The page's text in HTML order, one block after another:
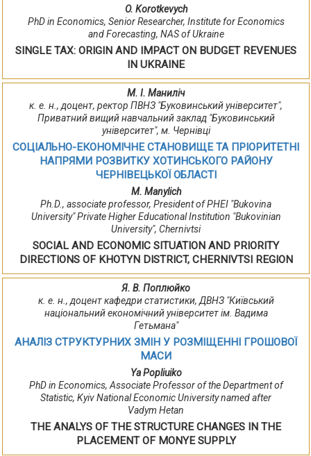
O. Korotkevych
PhD in Economics, Senior Researcher, Institute for Economics
and Forecasting, NAS of Ukraine
SINGLE TAX: ORIGIN AND IMPACT ON BUDGET REVENUES
IN UKRAINE
М. І. Маниліч
к. е. н., доцент, ректор ПВНЗ "Буковинський університет",
Приватний вищий навчальний заклад "Буковинський
університет", м. Чернівці
СОЦІАЛЬНО-ЕКОНОМІЧНЕ СТАНОВИЩЕ ТА ПРІОРИТЕТНІ
НАПРЯМИ РОЗВИТКУ ХОТИНСЬКОГО РАЙОНУ
ЧЕРНІВЕЦЬКОЇ ОБЛАСТІ
M. Manylich
Ph.D., associate professor, President of PHEI "Bukovina
University" Private Higher Educational Institution "Bukovinian
University", Chernivtsi
SOCIAL AND ECONOMIC SITUATION AND PRIORITY
DIRECTIONS OF KHOTYN DISTRICT, CHERNIVTSI REGION
Я. В. Поплюйко
к. е. н., доцент кафедри статистики, ДВНЗ "Київський
національний економічний університет ім. Вадима
Гетьмана"
АНАЛІЗ СТРУКТУРНИХ ЗМІН У РОЗМІЩЕННІ ГРОШОВОЇ
МАСИ
Ya Popliuiko
PhD in Economics, Associate Professor of the Department of
Statistic, Kyiv National Economic University named after
Vadym Hetan
THE ANALYS OF THE STRUCTURE CHANGES IN THE
PLACEMENT OF MONYE SUPPLY